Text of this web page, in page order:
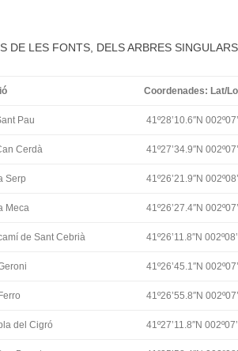
DE LES FONTS, DELS ARBRES
Coordenades: Lat/
Pau 41º28’10.6″N
Cerdà 41º27’34.9″N
Serp 41º26’21.9″N
Meca 41º26’27.4″N
de Sant Cebrià 41º26’11.8″N
41º26’45.1″N
41º26’55.8″N
del Cigró 41º27’11.8″N